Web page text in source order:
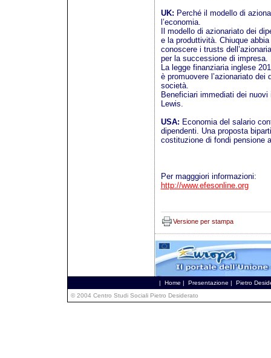
UK: Perché il modello di
l’economia.
Il modello di azionariato dei
e la produttività. Chiuque
conoscere i trusts
per la successione di impresa.
La legge finanziaria inglese
è promuovere l’azionariato
società.
Beneficiari immediati dei
Lewis.
USA: Economia del salario
dipendenti. Una proposta
costituzione di fondi pensione
Per magggiori informazioni:
http://www.efesonline.org
Versione per stampa
| Home | Presentazione |
Pietro
© 2004 Centro Studi Sociali Pietro Desiderato